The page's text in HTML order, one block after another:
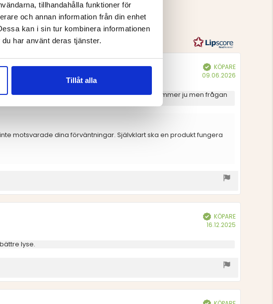
tillhandahålla funktioner för
och annan information från din enhet
kan i sin tur kombinera informationen
har använt deras tjänster.
Tillåt alla
Betyg:
4.4
utav
5
stjärnor
på 9 betyg och 6
Bekräftad
KÖPARE
09.06.2026
svaret ”Man får det man betalar för”. Det stämmer ju men frågan
om min recension dyker upp på er sida.
motsvarade dina förväntningar. Självklart ska en produkt fungera
Bekräftad
KÖPARE
16.12.2025
lyse.
Bekräftad